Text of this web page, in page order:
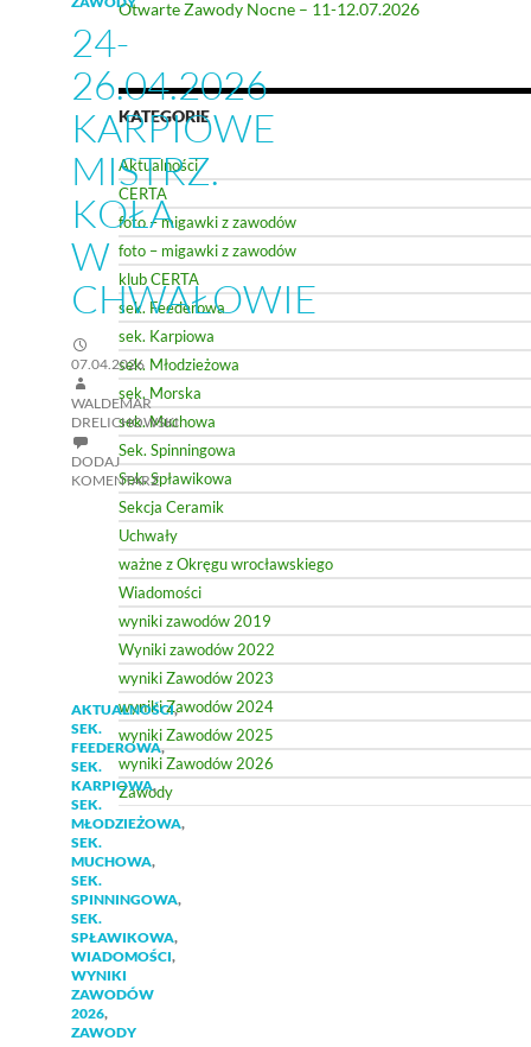
24-
26.04.2026
KARPIOWE
MISTRZ.
KOŁA
W
CHWAŁOWIE
07.04.2026
WALDEMAR
DRELICHOWSKI
DODAJ
KOMENTARZ
AKTUALNOŚCI,
SEK.
FEEDEROWA,
SEK.
KARPIOWA,
SEK.
MŁODZIEŻOWA,
SEK.
MUCHOWA,
SEK.
SPINNINGOWA,
SEK.
SPŁAWIKOWA,
WIADOMOŚCI,
WYNIKI
ZAWODÓW
2026,
ZAWODY
Otwarte Zawody Nocne – 11-12.07.2026
KATEGORIE
Aktualności
CERTA
foto – migawki z zawodów
foto – migawki z zawodów
klub CERTA
sek. Feederowa
sek. Karpiowa
sek. Młodzieżowa
sek. Morska
sek. Muchowa
Sek. Spinningowa
Sek. Spławikowa
Sekcja Ceramik
Uchwały
ważne z Okręgu wrocławskiego
Wiadomości
wyniki zawodów 2019
Wyniki zawodów 2022
wyniki Zawodów 2023
wyniki Zawodów 2024
wyniki Zawodów 2025
wyniki Zawodów 2026
Zawody